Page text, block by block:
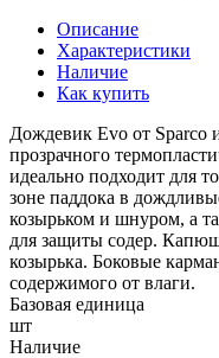
Описание
Характеристики
Наличие
Как купить
Дождевик Evo от Sparco
прозрачного
идеально подходит для
зоне паддока в
козырьком и шнуром, а
для защиты содер.
козырька. Боковые
содержимого от влаги.
Базовая единица
шт
Наличие